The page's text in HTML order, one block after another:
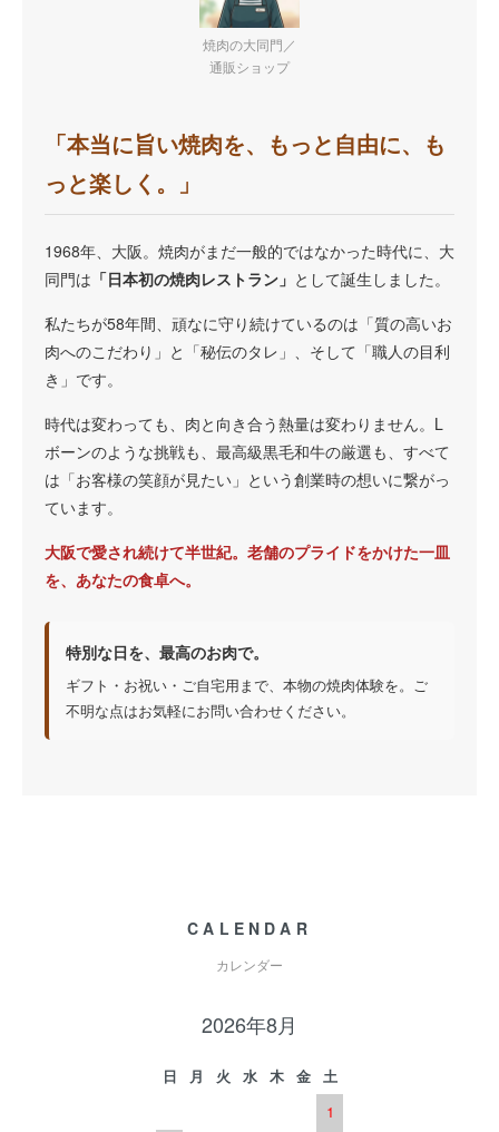
焼肉の大同門／
通販ショップ
「本当に旨い焼肉を、もっと自由に、も
っと楽しく。」
1968年、大阪。焼肉がまだ一般的ではなかった時代に、大
同門は 「日本初の焼肉レストラン」 として誕生しました。
私たちが58年間、頑なに守り続けているのは「質の高いお
肉へのこだわり」と「秘伝のタレ」、そして「職人の目利
き」です。
時代は変わっても、肉と向き合う熱量は変わりません。L
ボーンのような挑戦も、最高級黒毛和牛の厳選も、すべて
は「お客様の笑顔が見たい」という創業時の想いに繋がっ
ています。
大阪で愛され続けて半世紀。老舗のプライドをかけた一皿
を、あなたの食卓へ。
特別な日を、最高のお肉で。
ギフト・お祝い・ご自宅用まで、本物の焼肉体験を。ご
不明な点はお気軽にお問い合わせください。
CALENDAR
カレンダー
2026年8月
日 月 火 水 木 金
土
1